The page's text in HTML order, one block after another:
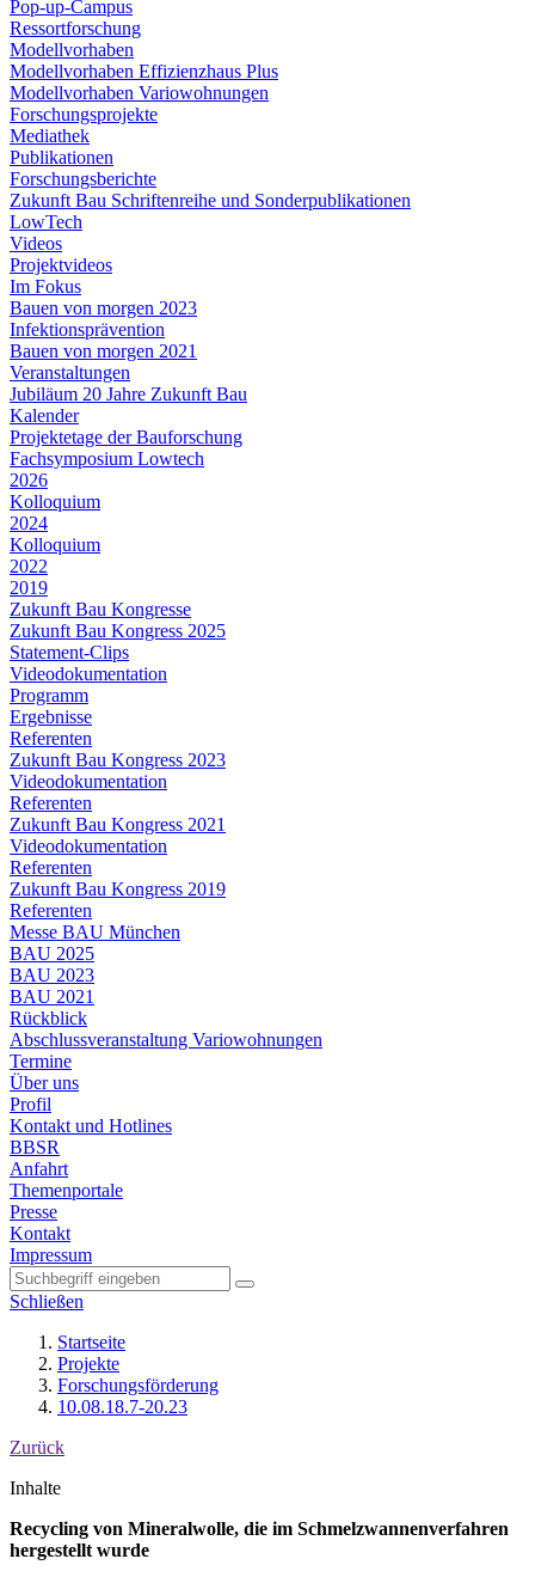
Pop-up-Campus
Ressortforschung
Modellvorhaben
Modellvorhaben Effizienzhaus Plus
Modellvorhaben Variowohnungen
Forschungsprojekte
Mediathek
Publikationen
Forschungsberichte
Zukunft Bau Schriftenreihe und Sonderpublikationen
LowTech
Videos
Projektvideos
Im Fokus
Bauen von morgen 2023
Infektionsprävention
Bauen von morgen 2021
Veranstaltungen
Jubiläum 20 Jahre Zukunft Bau
Kalender
Projektetage der Bauforschung
Fachsymposium Lowtech
2026
Kolloquium
2024
Kolloquium
2022
2019
Zukunft Bau Kongresse
Zukunft Bau Kongress 2025
Statement-Clips
Videodokumentation
Programm
Ergebnisse
Referenten
Zukunft Bau Kongress 2023
Videodokumentation
Referenten
Zukunft Bau Kongress 2021
Videodokumentation
Referenten
Zukunft Bau Kongress 2019
Referenten
Messe BAU München
BAU 2025
BAU 2023
BAU 2021
Rückblick
Abschlussveranstaltung Variowohnungen
Termine
Über uns
Profil
Kontakt und Hotlines
BBSR
Anfahrt
Themenportale
Presse
Kontakt
Impressum
Schließen
Startseite
Projekte
Forschungsförderung
10.08.18.7-20.23
Zurück
Inhalte
Recycling von Mineralwolle, die im Schmelzwannen­verfahren
hergestellt wurde